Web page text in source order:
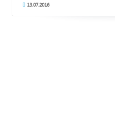
13.07.2016